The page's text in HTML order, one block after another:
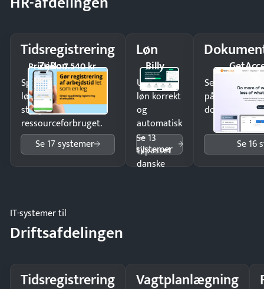
Tidsregistrering
ZeBon
Pristjek: 7.540 kr
Spar tid på
lønberegning og få
styr på
ressourceforbruget.
Se 17 systemer
Løn
Billy
Udbetal
løn korrekt
og
automatisk
—
tilpasset
danske
Se 13
systemer
Send
på minutter
dokumenter.
Se 16
IT-systemer til
Driftsafdelingen
Tidsregistrering Vagtplanlægning